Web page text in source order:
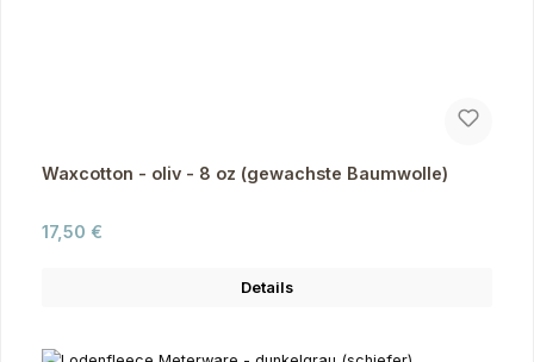
Waxcotton - oliv - 8 oz (gewachste Baumwolle)
Regulärer Preis:
17,50 €
Details